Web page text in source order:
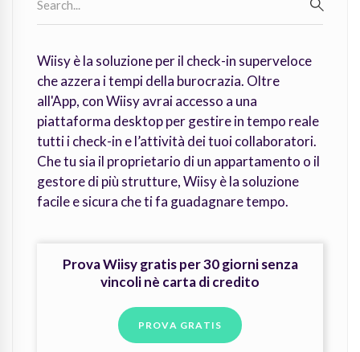
for:
Wiisy è la soluzione per il check-in superveloce
che azzera i tempi della burocrazia. Oltre
all'App, con Wiisy avrai accesso a una
piattaforma desktop per gestire in tempo reale
tutti i check-in e l’attività dei tuoi collaboratori.
Che tu sia il proprietario di un appartamento o il
gestore di più strutture, Wiisy è la soluzione
facile e sicura che ti fa guadagnare tempo.
Prova Wiisy gratis per 30 giorni senza
vincoli nè carta di credito
PROVA GRATIS